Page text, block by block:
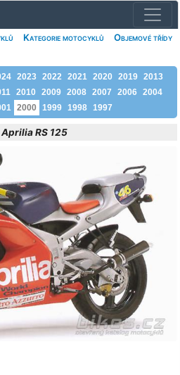
Kategorie motocyklů
Objemové třídy
2023 2022 2021 2020 2019 2013
2010 2009 2008 2007 2006 2004
2000 1999 1998 1997
Aprilia RS 125